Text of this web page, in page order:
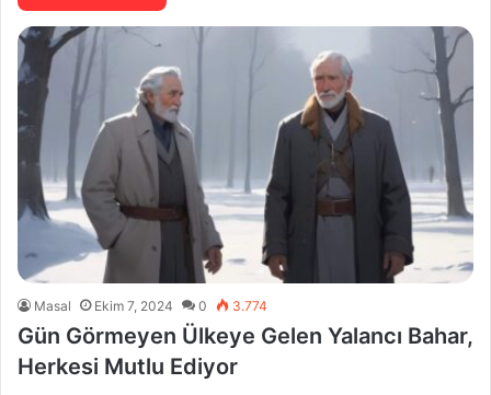
Masal Ekim 7, 2024 0 3.774
Gün Görmeyen Ülkeye Gelen Yalancı Bahar,
Herkesi Mutlu Ediyor